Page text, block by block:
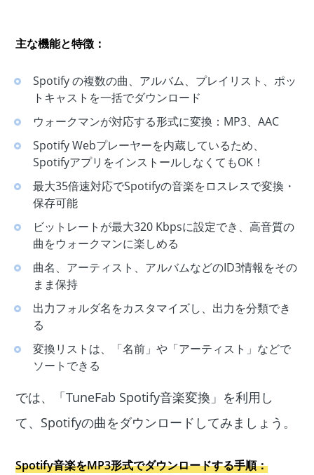
主な機能と特徴：
Spotify の複数の曲、アルバム、プレイリスト、ポッ
トキャストを一括でダウンロード
ウォークマンが対応する形式に変換：MP3、AAC
Spotify Webプレーヤーを内蔵しているため、
SpotifyアプリをインストールしなくてもOK！
最大35倍速対応でSpotifyの音楽をロスレスで変換・
保存可能
ビットレートが最大320 Kbpsに設定でき、高音質の
曲をウォークマンに楽しめる
曲名、アーティスト、アルバムなどのID3情報をその
まま保持
出力フォルダ名をカスタマイズし、出力を分類でき
る
変換リストは、「名前」や「アーティスト」などで
ソートできる
では、「TuneFab Spotify音楽変換」を利用し
て、Spotifyの曲をダウンロードしてみましょう。
Spotify音楽をMP3形式でダウンロードする手順：